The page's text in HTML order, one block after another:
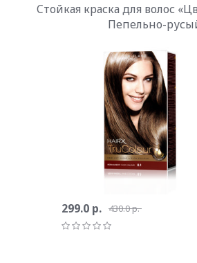
Cтойкая краска для волос
Пепельно-
299.0 р. 430.0 р.